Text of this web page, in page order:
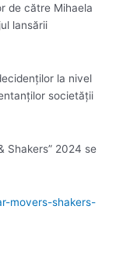
de către Mihaela
lansării
la nivel
societății
Shakers” 2024 se
movers-shakers-